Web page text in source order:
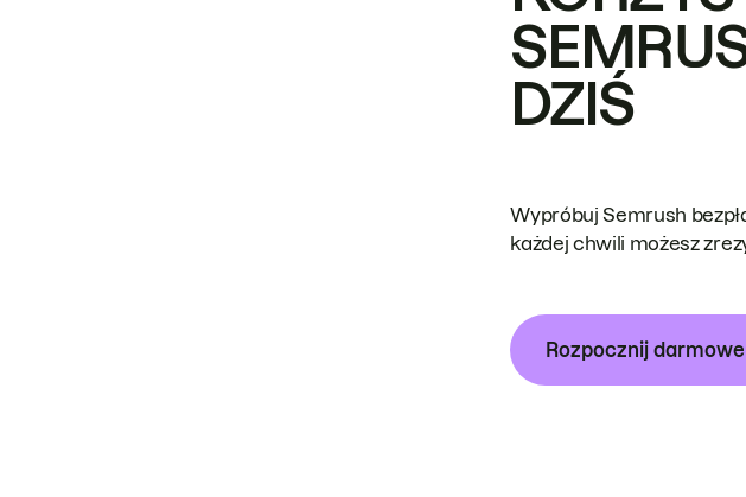
DZIŚ
Wypróbuj Semrush
każdej chwili możesz
Rozpocznij